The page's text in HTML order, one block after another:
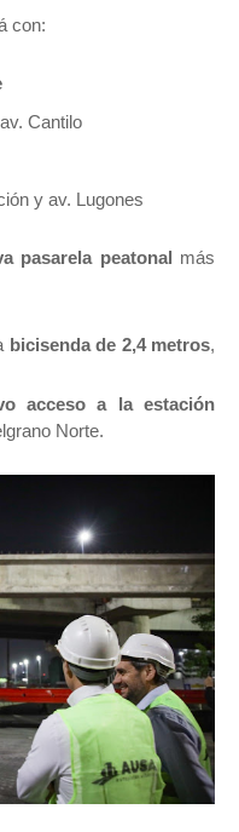
con:
Cantilo
y av. Lugones
pasarela peatonal más
bicisenda de 2,4 metros,
acceso a la estación
Norte.